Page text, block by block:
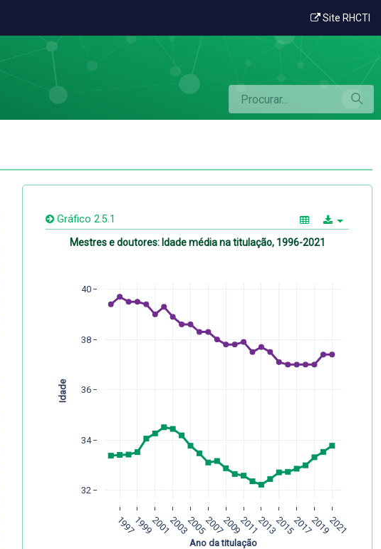
Site RHCTI
Gráfico 2.5.1
Mestres e doutores: Idade média na titulação, 1996-2021
1997199920012003200520072009201120132015201720192021
32
34
36
38
40
Ano da titulação
Idade